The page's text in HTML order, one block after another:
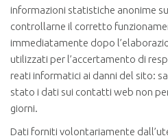
informazioni statistiche anonime
controllarne il corretto
immediatamente dopo
utilizzati per l’accertamento di
reati informatici ai danni del sito:
stato i dati sui contatti web non
giorni.
Dati forniti volontariamente